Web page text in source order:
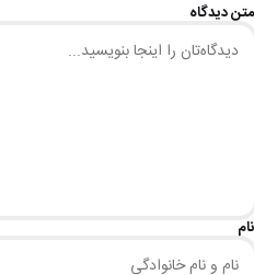
متن دیدگاه
نام